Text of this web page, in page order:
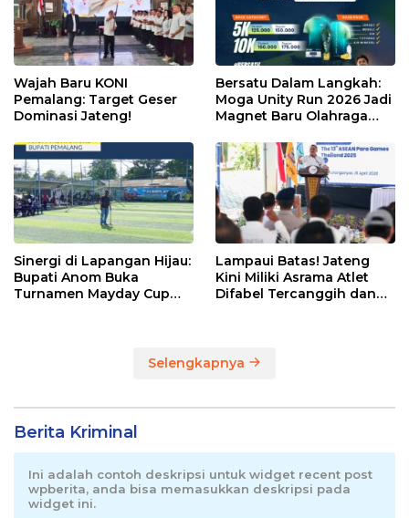
Wajah Baru KONI
Pemalang: Target Geser
Dominasi Jateng!
Bersatu Dalam Langkah:
Moga Unity Run 2026 Jadi
Magnet Baru Olahraga
Sinergi di Lapangan Hijau:
Bupati Anom Buka
Turnamen Mayday Cup
Lampaui Batas! Jateng
Kini Miliki Asrama Atlet
Difabel Tercanggih dan
Selengkapnya
Berita Kriminal
Ini adalah contoh deskripsi untuk widget recent post
wpberita, anda bisa memasukkan deskripsi pada
widget ini.